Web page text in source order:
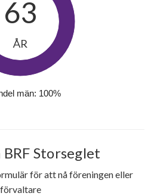
män: 100%
63
ÅR
Storseglet
för att nå föreningen eller
förvaltare